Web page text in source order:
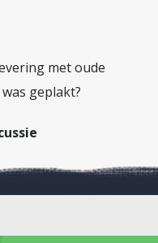
met oude
geplakt?